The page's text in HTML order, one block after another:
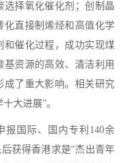
选择氧化催化剂；创制晶
化直接制烯烃和高值化学
和催化过程，成功实现煤
资源的高效、清洁利用
成了重大影响。相关研究
大进展”。
国际、国内专利140余
获得香港求是“杰出青年